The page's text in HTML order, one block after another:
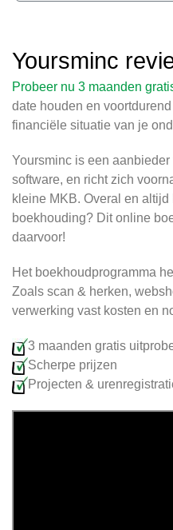
Yoursminc
Probeer nu 3 maanden
date houden en
financiële situatie van je
Yoursminc is een
software, en richt zich
kleine MKB. Overal en
boekhouding? Dit online
daarvoor!
Het boekhoudprogramma
Zoals scan & herken,
verwerking vast kosten en
3 maanden gratis
Scherpe prijzen
Projecten &